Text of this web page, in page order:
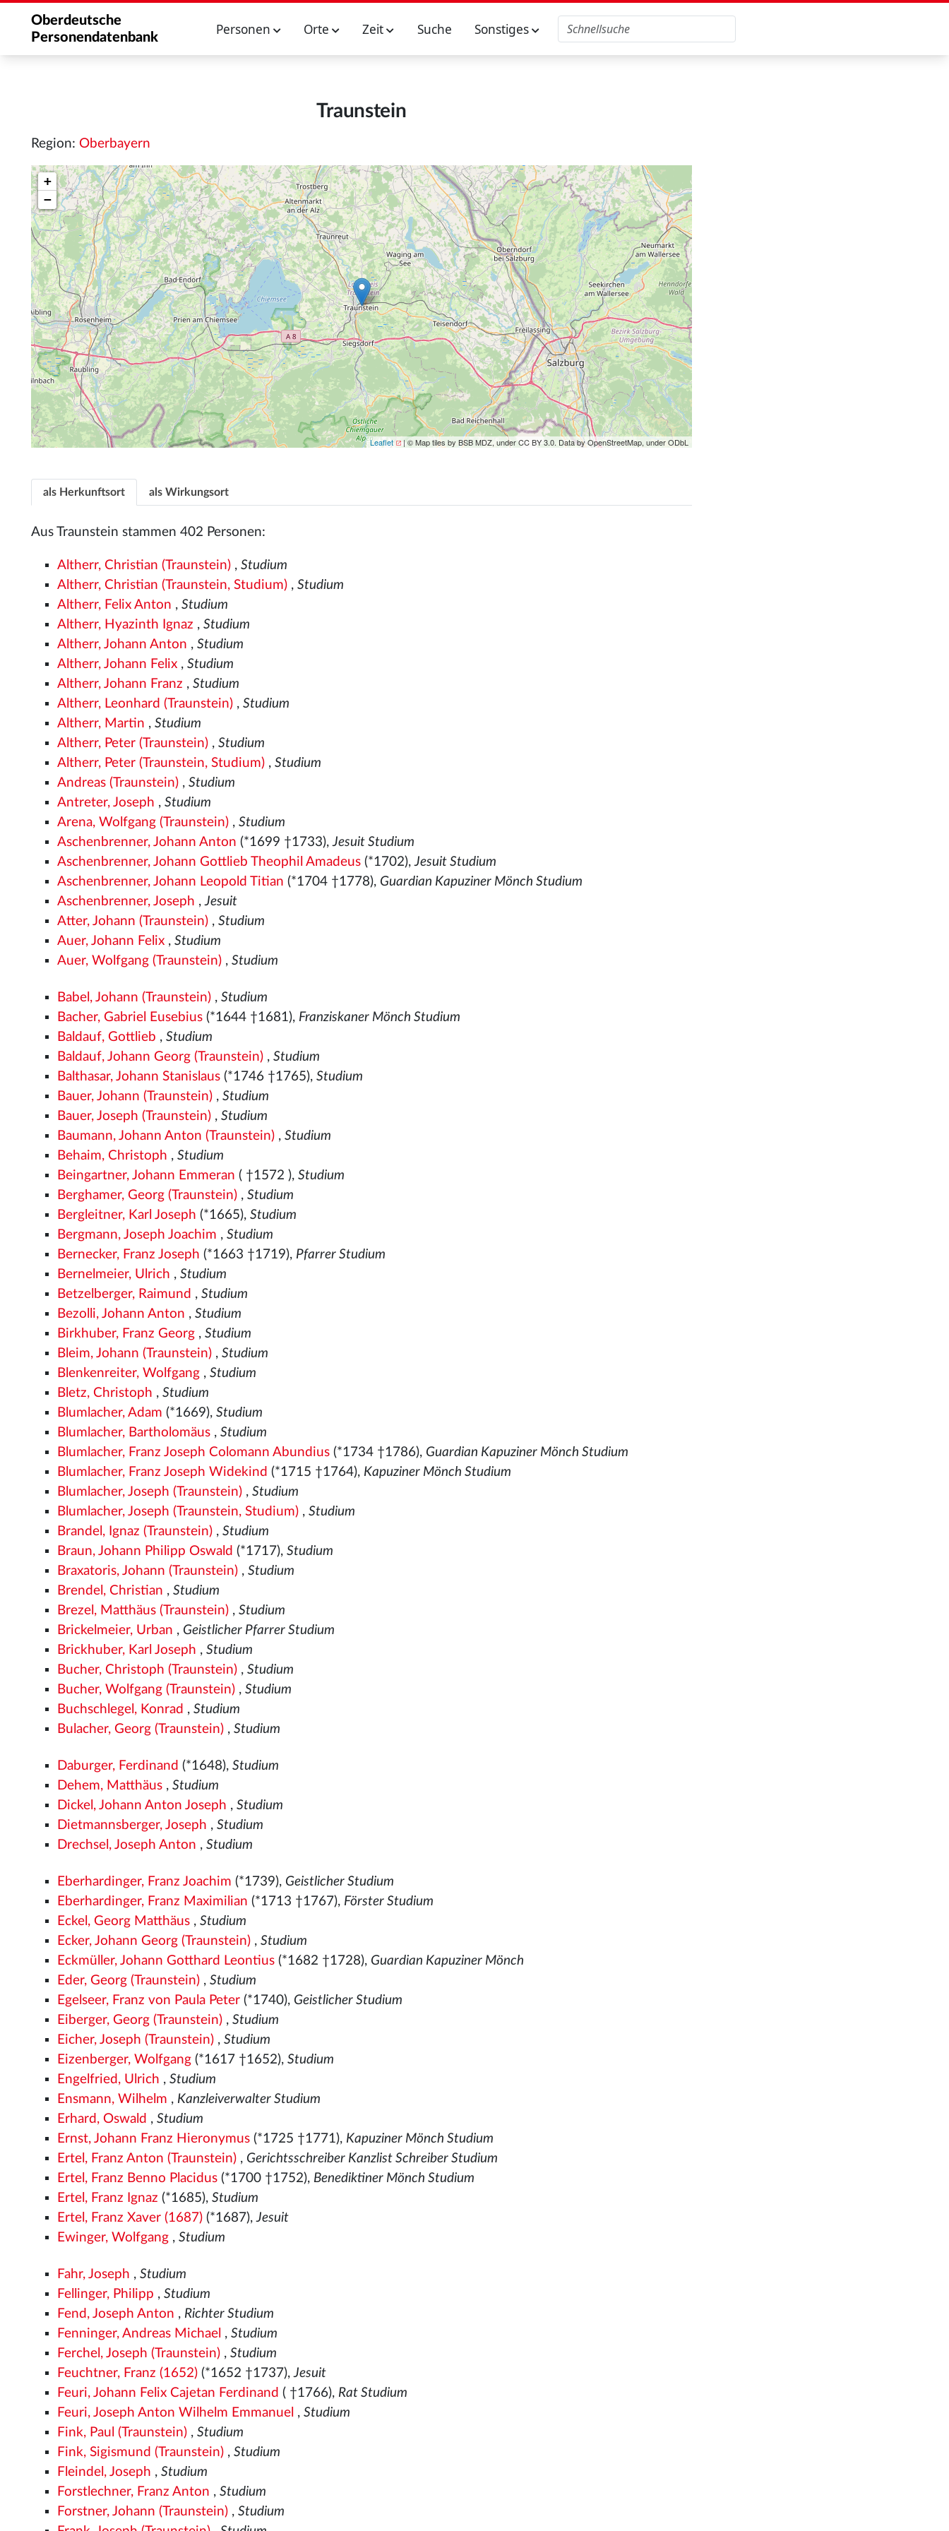
Oberdeutsche
Personendatenbank
Personen Orte Zeit Suche Sonstiges
Traunstein
Region: Oberbayern
+
−
Leaflet | © Map tiles by BSB MDZ, under CC BY 3.0. Data by OpenStreetMap, under ODbL
als Herkunftsort als Wirkungsort
Aus Traunstein stammen 402 Personen:
Altherr, Christian (Traunstein) ,Studium
Altherr, Christian (Traunstein, Studium) ,Studium
Altherr, Felix Anton ,Studium
Altherr, Hyazinth Ignaz ,Studium
Altherr, Johann Anton ,Studium
Altherr, Johann Felix ,Studium
Altherr, Johann Franz ,Studium
Altherr, Leonhard (Traunstein) ,Studium
Altherr, Martin ,Studium
Altherr, Peter (Traunstein) ,Studium
Altherr, Peter (Traunstein, Studium) ,Studium
Andreas (Traunstein) ,Studium
Antreter, Joseph ,Studium
Arena, Wolfgang (Traunstein) ,Studium
Aschenbrenner, Johann Anton (*1699 †1733),Jesuit Studium
Aschenbrenner, Johann Gottlieb Theophil Amadeus (*1702),Jesuit Studium
Aschenbrenner, Johann Leopold Titian (*1704 †1778), Guardian Kapuziner Mönch Studium
Aschenbrenner, Joseph ,Jesuit
Atter, Johann (Traunstein) ,Studium
Auer, Johann Felix ,Studium
Auer, Wolfgang (Traunstein) ,Studium
Babel, Johann (Traunstein) ,Studium
Bacher, Gabriel Eusebius (*1644 †1681), Franziskaner Mönch Studium
Baldauf, Gottlieb ,Studium
Baldauf, Johann Georg (Traunstein) ,Studium
Balthasar, Johann Stanislaus (*1746 †1765),Studium
Bauer, Johann (Traunstein) ,Studium
Bauer, Joseph (Traunstein) ,Studium
Baumann, Johann Anton (Traunstein) ,Studium
Behaim, Christoph ,Studium
Beingartner, Johann Emmeran ( †1572 ),Studium
Berghamer, Georg (Traunstein) ,Studium
Bergleitner, Karl Joseph (*1665),Studium
Bergmann, Joseph Joachim ,Studium
Bernecker, Franz Joseph (*1663 †1719), Pfarrer Studium
Bernelmeier, Ulrich ,Studium
Betzelberger, Raimund ,Studium
Bezolli, Johann Anton ,Studium
Birkhuber, Franz Georg ,Studium
Bleim, Johann (Traunstein) ,Studium
Blenkenreiter, Wolfgang ,Studium
Bletz, Christoph ,Studium
Blumlacher, Adam (*1669),Studium
Blumlacher, Bartholomäus ,Studium
Blumlacher, Franz Joseph Colomann Abundius (*1734 †1786), Guardian Kapuziner Mönch Studium
Blumlacher, Franz Joseph Widekind (*1715 †1764), Kapuziner Mönch Studium
Blumlacher, Joseph (Traunstein) ,Studium
Blumlacher, Joseph (Traunstein, Studium) ,Studium
Brandel, Ignaz (Traunstein) ,Studium
Braun, Johann Philipp Oswald (*1717),Studium
Braxatoris, Johann (Traunstein) ,Studium
Brendel, Christian ,Studium
Brezel, Matthäus (Traunstein) ,Studium
Brickelmeier, Urban , Geistlicher Pfarrer Studium
Brickhuber, Karl Joseph ,Studium
Bucher, Christoph (Traunstein) ,Studium
Bucher, Wolfgang (Traunstein) ,Studium
Buchschlegel, Konrad ,Studium
Bulacher, Georg (Traunstein) ,Studium
Daburger, Ferdinand (*1648),Studium
Dehem, Matthäus ,Studium
Dickel, Johann Anton Joseph ,Studium
Dietmannsberger, Joseph ,Studium
Drechsel, Joseph Anton ,Studium
Eberhardinger, Franz Joachim (*1739), Geistlicher Studium
Eberhardinger, Franz Maximilian (*1713 †1767), Förster Studium
Eckel, Georg Matthäus ,Studium
Ecker, Johann Georg (Traunstein) ,Studium
Eckmüller, Johann Gotthard Leontius (*1682 †1728), Guardian Kapuziner Mönch
Eder, Georg (Traunstein) ,Studium
Egelseer, Franz von Paula Peter (*1740), Geistlicher Studium
Eiberger, Georg (Traunstein) ,Studium
Eicher, Joseph (Traunstein) ,Studium
Eizenberger, Wolfgang (*1617 †1652),Studium
Engelfried, Ulrich ,Studium
Ensmann, Wilhelm , Kanzleiverwalter Studium
Erhard, Oswald ,Studium
Ernst, Johann Franz Hieronymus (*1725 †1771), Kapuziner Mönch Studium
Ertel, Franz Anton (Traunstein) , Gerichtsschreiber Kanzlist Schreiber Studium
Ertel, Franz Benno Placidus (*1700 †1752), Benediktiner Mönch Studium
Ertel, Franz Ignaz (*1685),Studium
Ertel, Franz Xaver (1687) (*1687),Jesuit
Ewinger, Wolfgang ,Studium
Fahr, Joseph ,Studium
Fellinger, Philipp ,Studium
Fend, Joseph Anton , Richter Studium
Fenninger, Andreas Michael ,Studium
Ferchel, Joseph (Traunstein) ,Studium
Feuchtner, Franz (1652) (*1652 †1737),Jesuit
Feuri, Johann Felix Cajetan Ferdinand ( †1766), Rat Studium
Feuri, Joseph Anton Wilhelm Emmanuel ,Studium
Fink, Paul (Traunstein) ,Studium
Fink, Sigismund (Traunstein) ,Studium
Fleindel, Joseph ,Studium
Forstlechner, Franz Anton ,Studium
Forstner, Johann (Traunstein) ,Studium